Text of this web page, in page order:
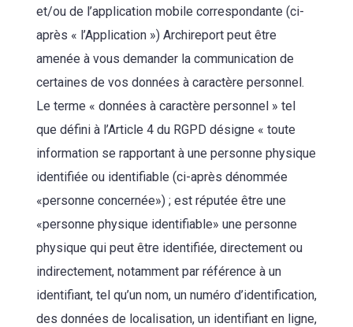
et/ou de l’application mobile correspondante (ci-
après « l’Application ») Archireport peut être
amenée à vous demander la communication de
certaines de vos données à caractère personnel.
Le terme « données à caractère personnel » tel
que défini à l’Article 4 du RGPD désigne « toute
information se rapportant à une personne physique
identifiée ou identifiable (ci-après dénommée
«personne concernée») ; est réputée être une
«personne physique identifiable» une personne
physique qui peut être identifiée, directement ou
indirectement, notamment par référence à un
identifiant, tel qu’un nom, un numéro d’identification,
des données de localisation, un identifiant en ligne,